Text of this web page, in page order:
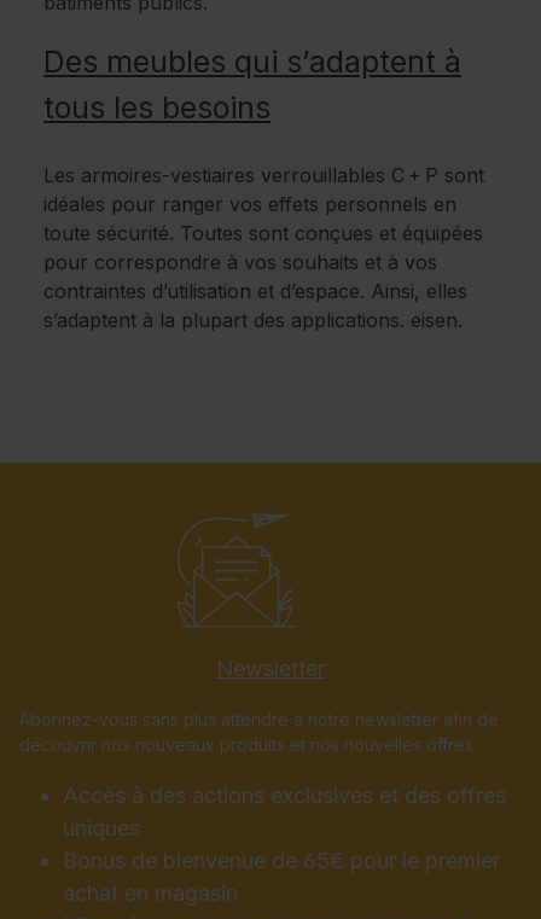
Des meubles qui s’adaptent à
tous les besoins
Les armoires-vestiaires verrouillables C + P sont
idéales pour ranger vos effets personnels en
toute sécurité. Toutes sont conçues et équipées
pour correspondre à vos souhaits et à vos
contraintes d’utilisation et d’espace. Ainsi, elles
s’adaptent à la plupart des applications. eisen.
Newsletter
Abonnez-vous sans plus attendre à notre newsletter afin de
découvrir nos nouveaux produits et nos nouvelles offres.
Accès à des actions exclusives et des offres
uniques
Bonus de bienvenue de 65€ pour le premier
achat en magasin